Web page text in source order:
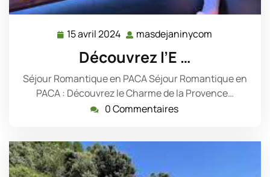
15 avril 2024 15
2024
masdejaninycom
Découvrez l’E …
Séjour Romantique en PACA Séjour Romantique en
PACA : Découvrez le Charme de la Provence…
0 Commentaires